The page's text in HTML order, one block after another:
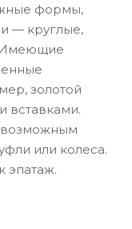
формы,
— круглые,
Имеющие
золотой
вставками.
или колеса.
эпатаж.